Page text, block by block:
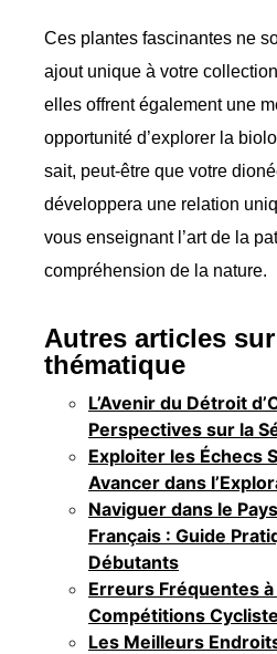
Ces plantes fascinantes ne
ajout unique à votre
elles offrent également une
opportunité d’explorer la
sait, peut-être que votre
développera une relation
vous enseignant l’art de la
compréhension de la nature.
Autres articles
thématique
L’Avenir du Détroit
Perspectives sur la
Exploiter les Échecs
Avancer dans
Naviguer dans le
Français : Guide
Débutants
Erreurs Fréquentes
Compétitions
Les Meilleurs